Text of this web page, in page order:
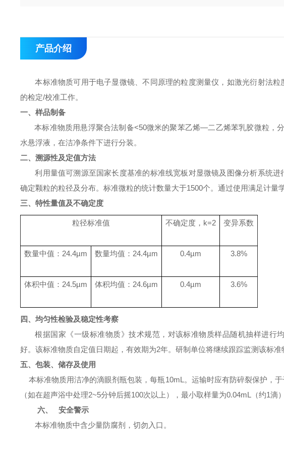
产品介绍
本标准物质可用于电子显微镜、不同原理的粒度测量仪，如激光衍射法
的检定/校准工作。
一、样品制备
本标准物质用悬浮聚合法制备<50微米的聚苯乙烯—二乙烯苯乳胶微粒，
水悬浮液，在洁净条件下进行分装。
二、溯源性及定值方法
利用量值可溯源至国家长度基准的标准线宽板对显微镜及图像分析系统
确定颗粒的粒径及分布。标准微粒的统计数量大于1500个。通过使用满足计量
三、特性量值及不确定度
粒径标准值 不确定度， k=2 变异系数
数量中值： 24.4µm 数量均值： 24.4µm 0.4µm 3.8%
体积中值： 24.5µm 体积均值： 24.6µm 0.4µm 3.6%
四、均匀性检验及稳定性考察
根据国家《一级标准物质》技术规范，对该标准物质样品随机抽样进行
好。该标准物质自定值日期起，有效期为2年。研制单位将继续跟踪监测该标
五、包装、储存及使用
本标准物质用洁净的滴眼剂瓶包装，每瓶10mL 。运输时应有防碎裂保护，
（如在超声浴中处理2~5分钟后摇100次以上），最小取样量为0.04mL （约1滴
六、
安全警示
本标准物质中含少量防腐剂，切勿入口。